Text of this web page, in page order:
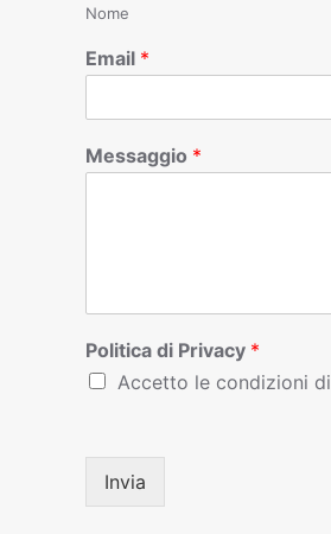
Nome
Email *
Messaggio *
Politica di Privacy *
Accetto le condizioni di
Invia